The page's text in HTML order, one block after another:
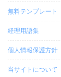
無料テンプレート
経理用語集
個人情報保護方針
当サイトについて